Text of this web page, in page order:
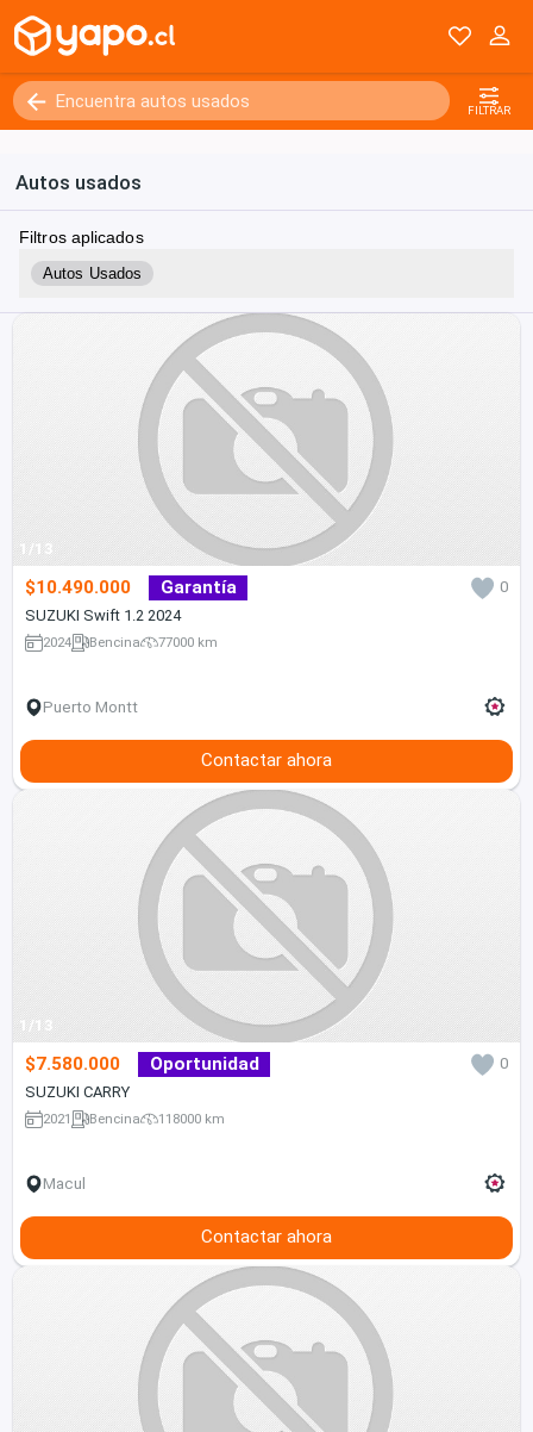
FILTRAR
Autos usados
Filtros aplicados
Autos Usados
1/13
$10.490.000 Garantía
0
SUZUKI Swift 1.2 2024
2024 Bencina 77000 km
Puerto Montt
Contactar ahora
1/13
$7.580.000 Oportunidad
0
SUZUKI CARRY
2021 Bencina 118000 km
Macul
Contactar ahora